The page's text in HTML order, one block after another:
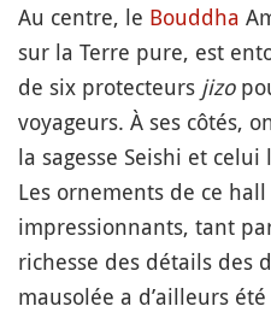
Au centre, le Bouddha
sur la Terre pure, est
de six protecteurs jizo
voyageurs. À ses côtés,
la sagesse Seishi et
Les ornements de ce
impressionnants, tant
richesse des détails des
mausolée a d’ailleurs